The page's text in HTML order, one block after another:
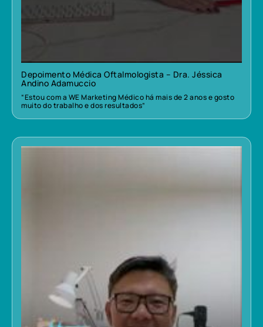
Depoimento Médica Oftalmologista – Dra. Jéssica
Andino Adamuccio
“Estou com a WE Marketing Médico há mais de 2 anos e gosto
muito do trabalho e dos resultados”